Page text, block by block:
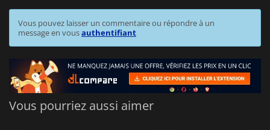
Vous pouvez laisser un commentaire ou répondre à un
message en vousauthentifiant
Vous pourriez aussi aimer